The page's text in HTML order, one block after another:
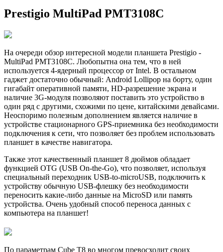
Prestigio MultiPad PMT3108C
На очереди обзор интересной модели планшета Prestigio -
MultiPad PMT3108C. Любопытна она тем, что в ней
используется 4-ядерный процессор от Intel. В остальном
гаджет достаточно обычный: Android Lollipop на борту, один
гигабайт оперативной памяти, HD-разрешение экрана и
наличие 3G-модуля позволяют поставить это устройство в
один ряд с другими, схожими по цене, китайскими девайсами.
Неоспоримо полезным дополнением является наличие в
устройстве стационарного GPS-приемника без необходимости
подключения к сети, что позволяет без проблем использовать
планшет в качестве навигатора.
Также этот качественный планшет 8 дюймов обладает
функцией OTG (USB On-the-Go), что позволяет, используя
специальный переходник USB-to-microUSB, подключить к
устройству обычную USB-флешку без необходимости
переносить какие-либо данные на MicroSD или память
устройства. Очень удобный способ переноса данных с
компьютера на планшет!
По параметрам Cube T8 во многом превосходит своих